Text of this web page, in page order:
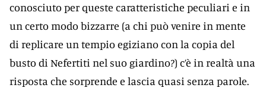
conosciuto per queste caratteristiche peculiari e in
un certo modo bizzarre (a chi può venire in mente
di replicare un tempio egiziano con la copia del
busto di Nefertiti nel suo giardino?) c’è in realtà una
risposta che sorprende e lascia quasi senza parole.